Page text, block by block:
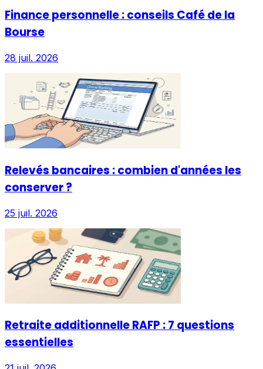
Finance personnelle : conseils Café de la
Bourse
28 juil. 2026
Relevés bancaires : combien d'années les
conserver ?
25 juil. 2026
Retraite additionnelle RAFP : 7 questions
essentielles